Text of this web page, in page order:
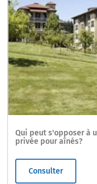
Qui peut s'opposer à
privée pour aînés?
Consulter